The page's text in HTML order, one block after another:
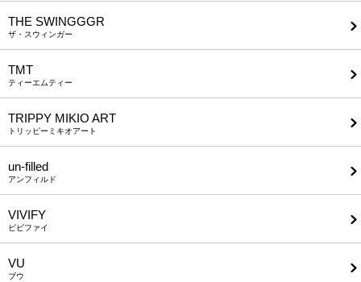
THE SWINGGGR
ザ・スウィンガー
TMT
ティーエムティー
TRIPPY MIKIO ART
トリッピーミキオアート
un-filled
アンフィルド
VIVIFY
ビビファイ
VU
ブウ